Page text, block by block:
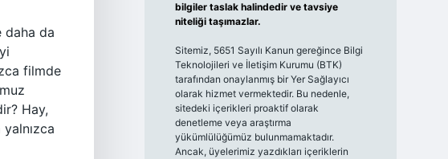
daha da
filmde
Hay,
bilgiler taslak halindedir ve tavsiye
niteliği taşımazlar.
Sitemiz, 5651 Sayılı Kanun gereğince Bilgi
Teknolojileri ve İletişim Kurumu (BTK)
tarafından onaylanmış bir Yer Sağlayıcı
olarak hizmet vermektedir. Bu nedenle,
sitedeki içerikleri proaktif olarak
denetleme veya araştırma
yükümlülüğümüz bulunmamaktadır.
Ancak, üyelerimiz yazdıkları içeriklerin